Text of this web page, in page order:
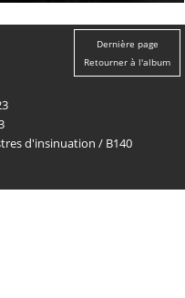
Dernière page
Retourner à l'album
d'insinuation / B140